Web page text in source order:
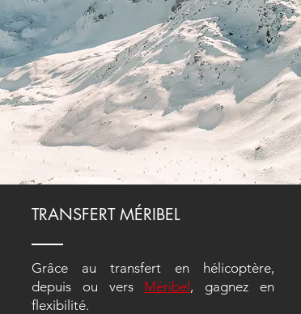
TRANSFERT MÉRIBEL
Grâce au transfert en hélicoptère,
depuis ou vers Méribel, gagnez en
flexibilité.